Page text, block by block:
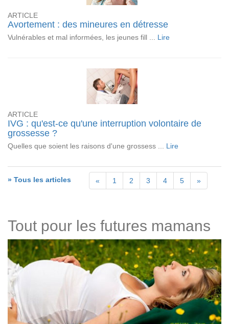
ARTICLE
Avortement : des mineures en détresse
Vulnérables et mal informées, les jeunes fill ... Lire
ARTICLE
IVG : qu'est-ce qu'une interruption volontaire de
grossesse ?
Quelles que soient les raisons d'une grossess ... Lire
» Tous les articles « 1 2 3 4 5 »
Tout pour les futures mamans